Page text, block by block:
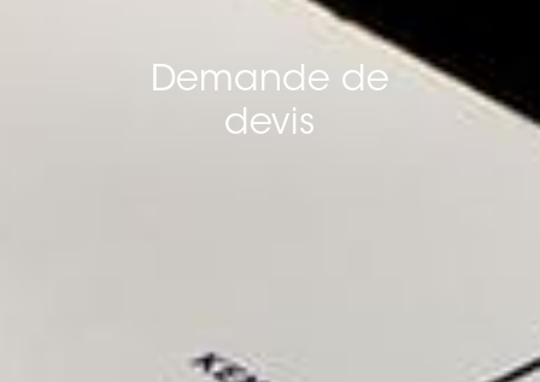
Demande de
devis